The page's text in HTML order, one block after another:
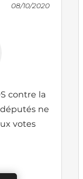
08/10/2020
contre la
ne
votes